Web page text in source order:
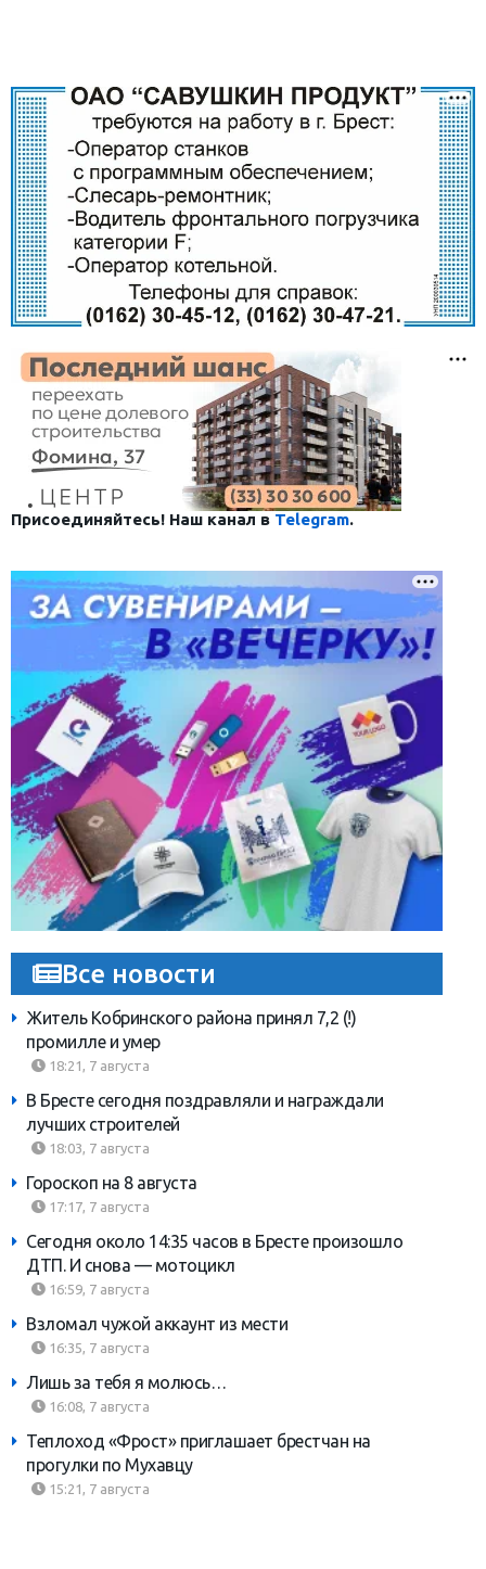
Присоединяйтесь! Наш канал в Telegram.
Все новости
Житель Кобринского района принял 7,2 (!)
промилле и умер
18:21, 7 августа
В Бресте сегодня поздравляли и награждали
лучших строителей
18:03, 7 августа
Гороскоп на 8 августа
17:17, 7 августа
Сегодня около 14:35 часов в Бресте произошло
ДТП. И снова — мотоцикл
16:59, 7 августа
Взломал чужой аккаунт из мести
16:35, 7 августа
Лишь за тебя я молюсь…
16:08, 7 августа
Теплоход «Фрост» приглашает брестчан на
прогулки по Мухавцу
15:21, 7 августа